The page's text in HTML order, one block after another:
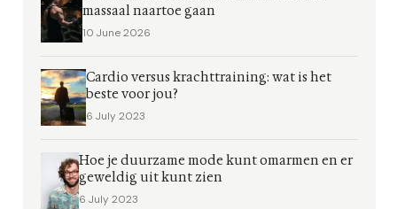
massaal naartoe gaan
10 June 2026
Cardio versus krachttraining: wat is het
beste voor jou?
6 July 2023
Hoe je duurzame mode kunt omarmen en er
geweldig uit kunt zien
6 July 2023